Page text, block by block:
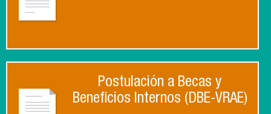
Postulación a Becas y
Beneficios Internos (DBE-VRAE)